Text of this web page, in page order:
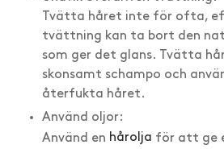
Tvätta håret inte för ofta,
tvättning kan ta bort den
som ger det glans. Tvätta
skonsamt schampo och
återfukta håret.
Använd oljor:
Använd en hårolja för att ge